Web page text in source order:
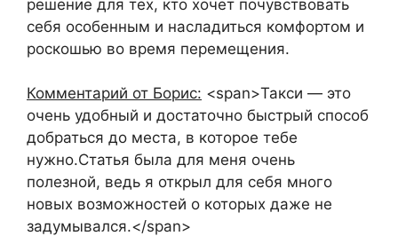
решение для тех, кто хочет почувствовать
себя особенным и насладиться комфортом и
роскошью во время перемещения.
Комментарий от Борис: <span>Такси — это
очень удобный и достаточно быстрый способ
добраться до места, в которое тебе
нужно.Статья была для меня очень
полезной, ведь я открыл для себя много
новых возможностей о которых даже не
задумывался.</span>